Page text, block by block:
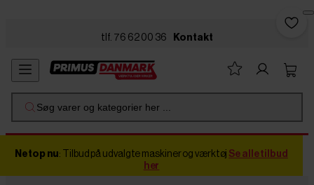
tlf. 76 62 00 36 Kontakt
Søg varer og kategorier her ...
Netop nu: Tilbud på udvalgte maskiner og værktøj Se alle tilbud
her